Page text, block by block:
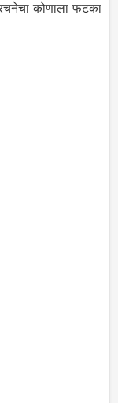
कोणाला फटका